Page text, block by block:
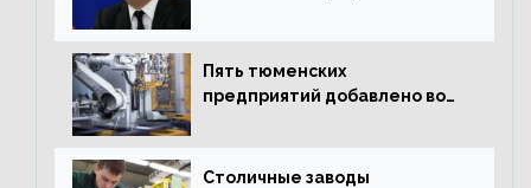
Пять тюменских
предприятий добавлено во
туризма
Столичные заводы